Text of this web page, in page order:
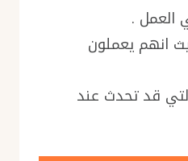
العمل .
انهم يعملون
قد تحدث عند